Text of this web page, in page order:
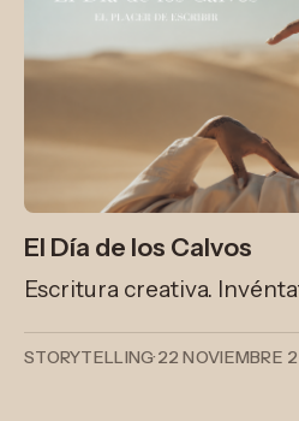
El Día de los Calvos
Escritura creativa.
STORYTELLING·22 NOVIEMBRE